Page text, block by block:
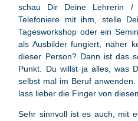
schau Dir Deine Lehrerin /
Telefoniere mit ihm, stelle
Tagesworkshop oder ein
als Ausbilder fungiert, näher
dieser Person? Dann ist das
Punkt. Du willst ja alles, was
selbst mal im Beruf
lass lieber die Finger von
Sehr sinnvoll ist es auch, mit